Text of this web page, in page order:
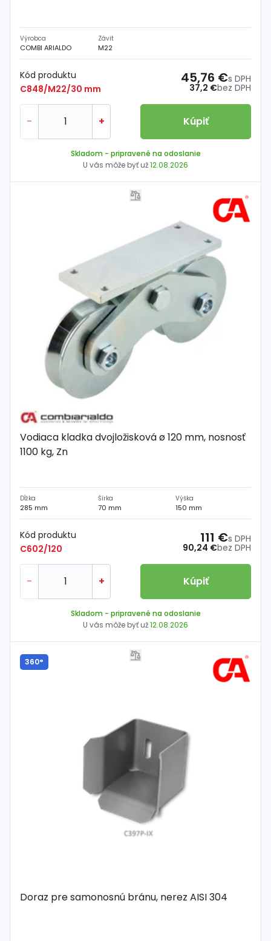
Výrobca
COMBI ARIALDO
Závit
M22
Kód produktu
C848/M22/30 mm
37,2 €bez DPH
45,76 €s DPH
- + Kúpiť
Skladom - pripravené na odoslanie
U vás môže byť už12.08.2026
Vodiaca kladka dvojložisková ø 120 mm, nosnosť
1100 kg, Zn
Dĺžka
285 mm
Šírka
70 mm
Výška
150 mm
Kód produktu
C602/120
90,24 €bez DPH
111 €s DPH
- + Kúpiť
Skladom - pripravené na odoslanie
U vás môže byť už12.08.2026
360°
Doraz pre samonosnú bránu, nerez AISI 304